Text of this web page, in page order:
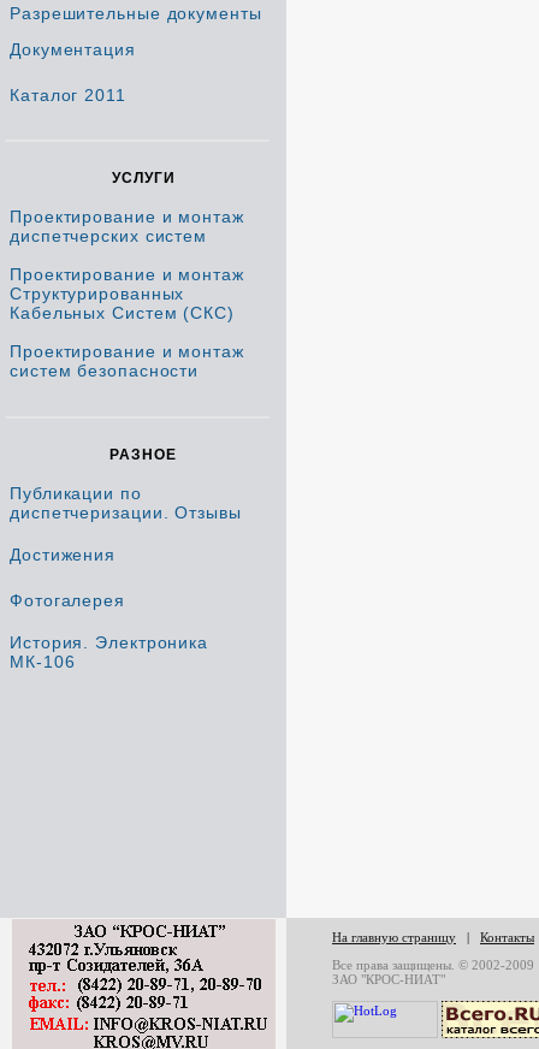
Разрешительные документы
Документация
Каталог 2011
УСЛУГИ
Проектирование и монтаж
диспетчерских систем
Проектирование и монтаж
Структурированных
Кабельных Систем (СКС)
Проектирование и монтаж
систем безопасности
РАЗНОЕ
Публикации по
диспетчеризации. Отзывы
Достижения
Фотогалерея
История. Электроника
МК-106
На главную страницу | Контакты
Все права защищены. © 2002-2009
ЗАО "КРОС-НИАТ"